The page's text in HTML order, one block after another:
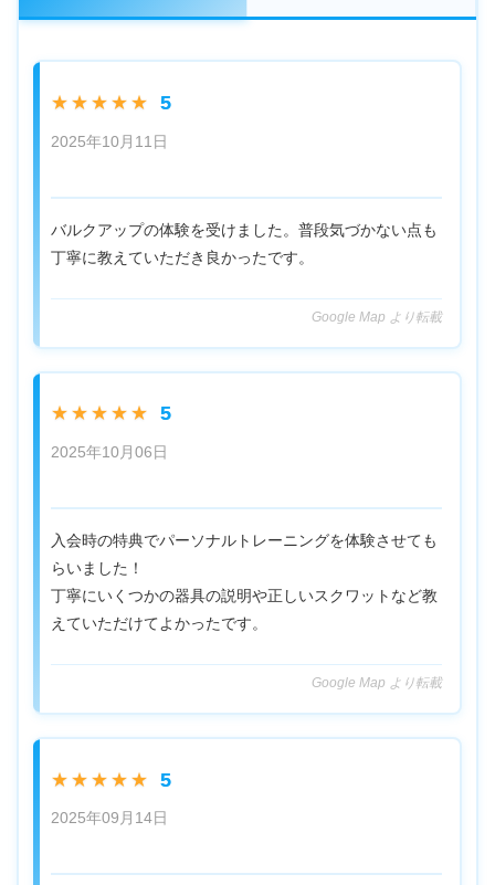
★★★★★ 5
2025年10月11日
バルクアップの体験を受けました。普段気づかない点も
丁寧に教えていただき良かったです。
Google Map より転載
★★★★★ 5
2025年10月06日
入会時の特典でパーソナルトレーニングを体験させても
らいました！
丁寧にいくつかの器具の説明や正しいスクワットなど教
えていただけてよかったです。
Google Map より転載
★★★★★ 5
2025年09月14日